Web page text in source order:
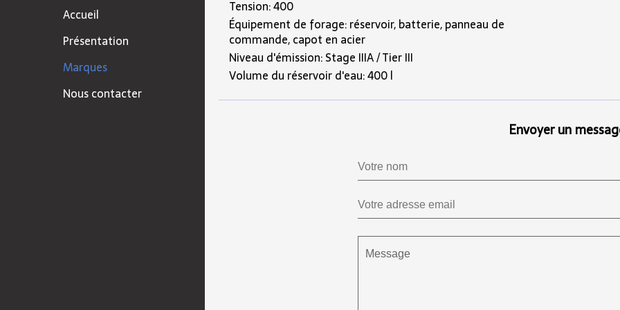
Accueil
Présentation
Marques
Nous contacter
Tension: 400
Équipement de forage: réservoir, batterie, panneau de
commande, capot en acier
Niveau d'émission: Stage IIIA / Tier III
Volume du réservoir d'eau: 400 l
Envoyer un